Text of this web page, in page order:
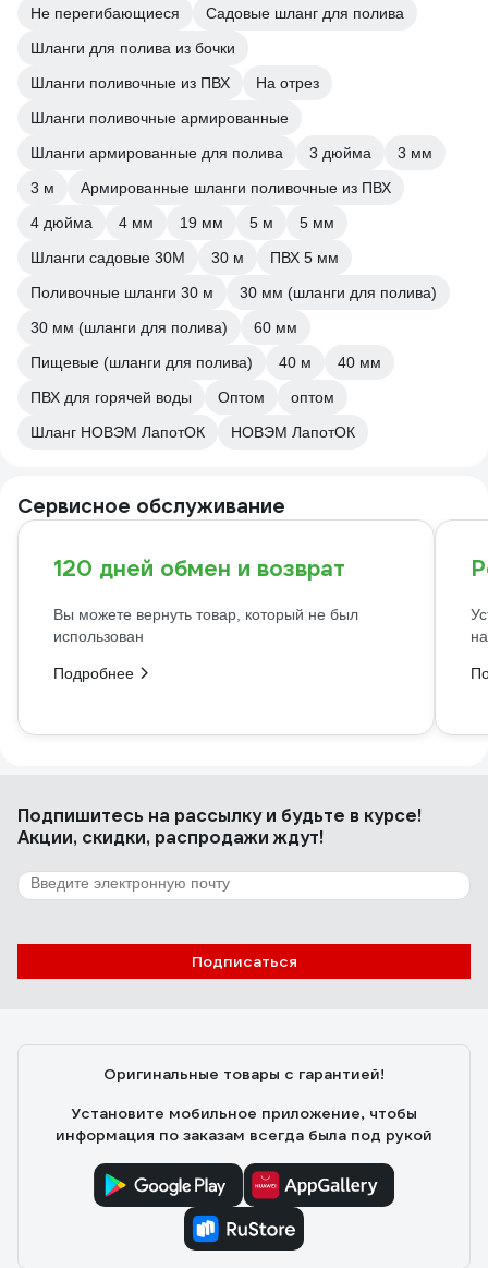
Не перегибающиеся
Садовые шланг для полива
Шланги для полива из бочки
Шланги поливочные из ПВХ
На отрез
Шланги поливочные армированные
Шланги армированные для полива
3 дюйма
3 мм
3 м
Армированные шланги поливочные из ПВХ
4 дюйма
4 мм 19 мм 5 м
5 мм
Шланги садовые 30М
30 м
ПВХ 5 мм
Поливочные шланги 30 м
30 мм (шланги для полива)
30 мм (шланги для полива)
60 мм
Пищевые (шланги для полива)
40 м
40 мм
ПВХ для горячей воды
Оптом
оптом
Шланг НОВЭМ ЛапотОК
НОВЭМ ЛапотОК
Сервисное обслуживание
120 дней обмен и возврат
Вы можете вернуть товар, который не был
использован
Подробнее
Подпишитесь на рассылкуи будьте в курсе!
Акции, скидки, распродажи ждут!
Подписаться
Оригинальные товары с гарантией!
Установите мобильное приложение, чтобы
информация по заказам всегда была под рукой